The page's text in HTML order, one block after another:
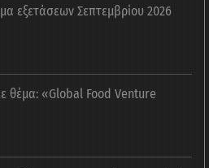
εξετάσεων Σεπτεμβρίου 2026
θέμα: «Global Food Venture